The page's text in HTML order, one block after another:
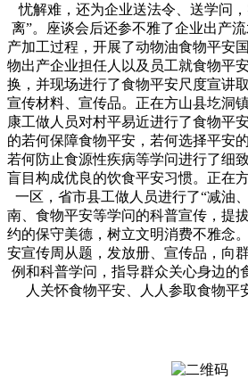
忧解难，还为企业送法令、送学问
离”。座谈会后还参不雅了企业出产
产加工过程，开展了动物油食物平安
物出产企业担任人以及员工就食物平
换，并现场进行了食物平安尺度宣讲
宣传材料、宣传品。正在方山县圪洞
康工做人员对村平易近进行了食物平
的若何保障食物平安，若何选择平安
若何防止食源性疾病等学问进行了细
盲目构成优良的饮食平安习惯。正在
一区，省市县工做人员进行了“减油
南、食物平安等学问的科普宣传，提
约的保守美德，树立文明消费不雅念
安宣传周从题，发放册、宣传品，向
例和科普学问，指导群众关心身边的
人关怀食物平安、人人参取食物平